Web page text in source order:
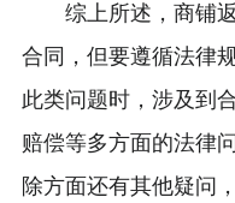
综上所述，商铺
合同，但要遵循法律
此类问题时，涉及到
赔偿等多方面的法律
除方面还有其他疑问